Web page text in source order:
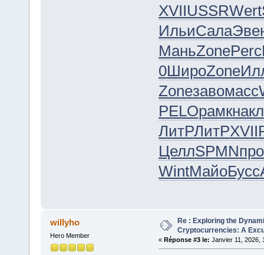
XVIIUSSRWert
ИльиСала
МаньZonePerc
0ШироZone
Zoneзавомасс
PELOрамкнакл
ЛитРЛитРXVII
ЦеллSPMN
WintМайоБусс
willyho
Hero Member
Re : Exploring the
Cryptocurrencies: A
« Réponse #3 le: Janvier 11, 2026,